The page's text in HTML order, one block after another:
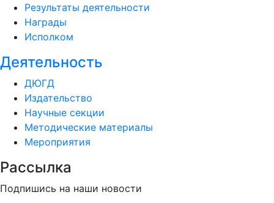
Результаты деятельности
Награды
Исполком
Деятельность
ДЮГД
Издательство
Научные секции
Методические материалы
Мероприятия
Рассылка
Подпишись на наши новости